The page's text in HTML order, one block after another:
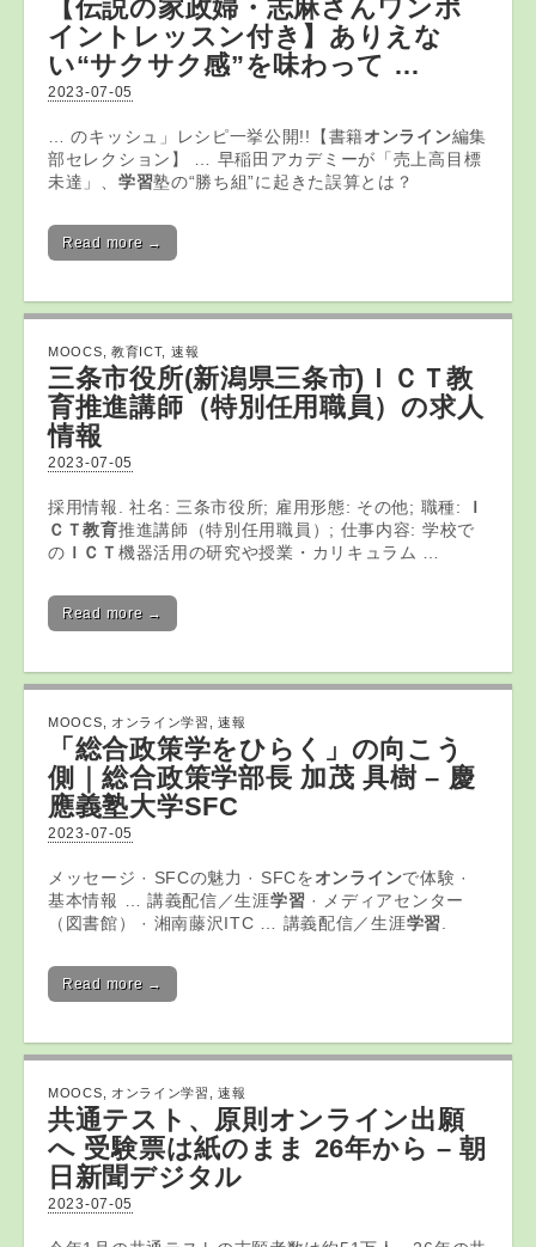
【伝説の家政婦・志麻さんワンポ
イントレッスン付き】ありえな
い“サクサク感”を味わって …
2023-07-05
… のキッシュ」レシピ一挙公開!!【書籍オンライン編集
部セレクション】 … 早稲田アカデミーが「売上高目標
未達」、 学習塾の“勝ち組”に起きた誤算とは？
Read more →
MOOCS 教育ICT, 速報
三条市役所(新潟県三条市) ＩＣＴ教
育推進講師（特別任用職員）の求人
情報
2023-07-05
採用情報. 社名: 三条市役所; 雇用形態: その他; 職種:
Ｉ
ＣＴ教育推進講師（特別任用職員）; 仕事内容: 学校で
の ＩＣＴ 機器活用の研究や授業・カリキュラム …
Read more →
MOOCS オンライン学習 ,速報
「総合政策学をひらく」の向こう
側｜総合政策学部長 加茂 具樹 – 慶
應義塾大学SFC
2023-07-05
メッセージ · SFCの魅力 · SFCをオンラインで体験 ·
基本情報 … 講義配信／生涯学習 · メディアセンター
（図書館） · 湘南藤沢ITC … 講義配信／生涯学習
Read more →
MOOCS オンライン学習 ,速報
共通テスト、原則 オンライン出願
へ 受験票は紙のまま 26年から – 朝
日新聞デジタル
2023-07-05